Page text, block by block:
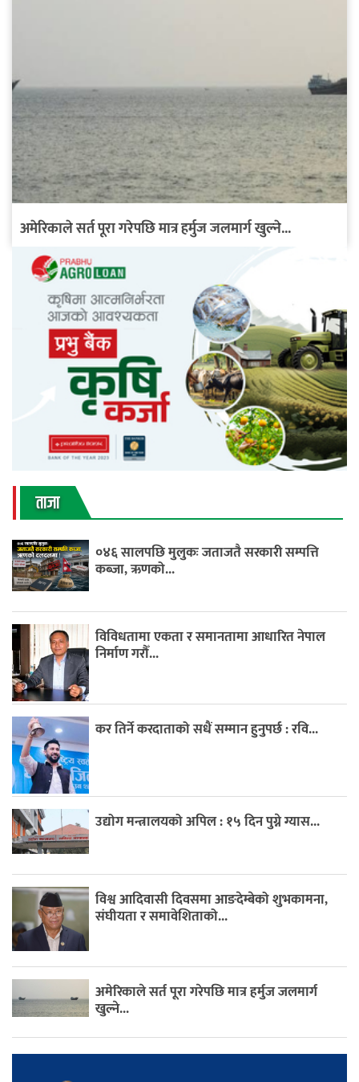
अमेरिकाले सर्त पूरा गरेपछि मात्र हर्मुज जलमार्ग खुल्ने...
ताजा
०४६ सालपछि मुलुकः जताजतै सरकारी सम्पत्ति
कब्जा, ऋणको...
विविधतामा एकता र समानतामा आधारित नेपाल
निर्माण गरौँ...
कर तिर्ने करदाताको सधैं सम्मान हुनुपर्छ : रवि...
उद्योग मन्त्रालयको अपिल : १५ दिन पुग्ने ग्यास...
विश्व आदिवासी दिवसमा आङदेम्बेको शुभकामना,
संघीयता र समावेशिताको...
अमेरिकाले सर्त पूरा गरेपछि मात्र हर्मुज जलमार्ग
खुल्ने...